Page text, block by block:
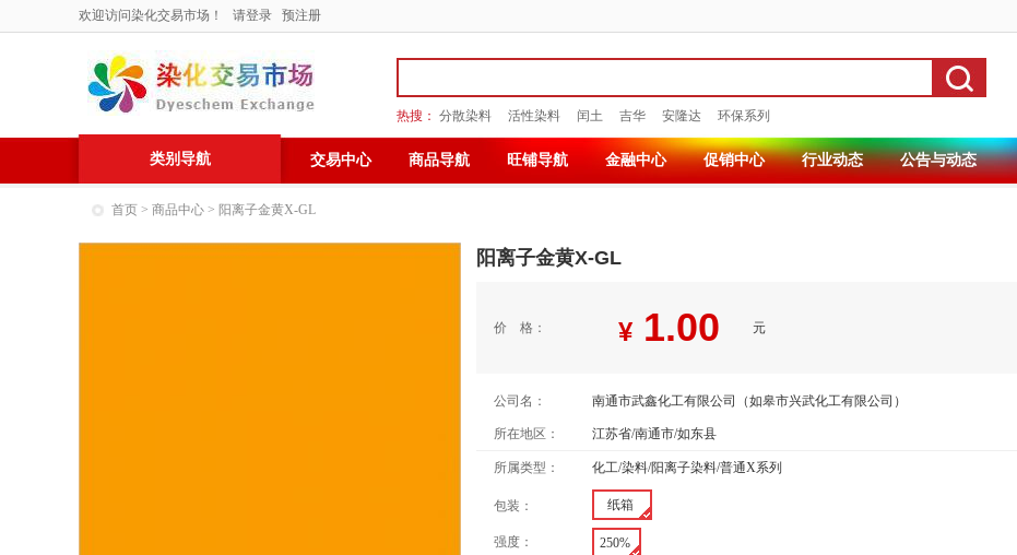
欢迎访问染化交易市场！ 请登录 预注册
热搜： 分散染料 活性染料 闰土 吉华 安隆达 环保系列
类别导航 交易中心 商品导航 旺铺导航 金融中心 促销中心 行业动态 公告与动态
首页 > 商品中心 > 阳离子金黄X-GL
阳离子金黄X-GL
价 格： ¥ 1.00 元
公司名： 南通市武鑫化工有限公司（如皋市兴武化工有限公司）
所在地区： 江苏省/南通市/如东县
所属类型： 化工/染料/阳离子染料/普通X系列
包装： 纸箱
强度： 250%